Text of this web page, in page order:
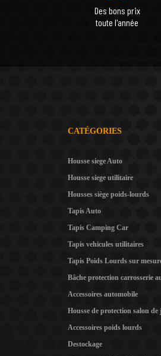
Des bons prix
toute l'année
CATÉGORIES
Housse siege Auto
Housse siege utilitaire
Housses siège poids-lourds
Tapis Auto
Tapis Camping Car
Tapis vehicules utilitaires
Tapis Poids Lourds sur
Bâche protection carrosserie
Accessoires automobile
Housse de protection salon
Accessoires poids lourds
Destockage